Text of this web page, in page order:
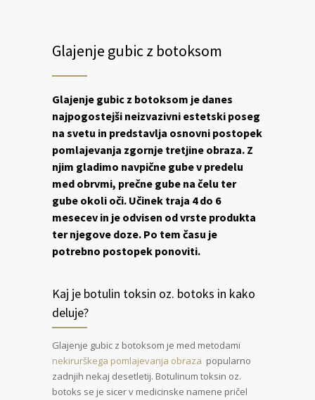
Glajenje gubic z botoksom
Glajenje gubic z botoksom je danes
najpogostejši neizvazivni estetski poseg
na svetu in predstavlja osnovni postopek
pomlajevanja zgornje tretjine obraza. Z
njim gladimo navpične gube v predelu
med obrvmi, prečne gube na čelu ter
gube okoli oči. Učinek traja 4 do 6
mesecev in je odvisen od vrste produkta
ter njegove doze. Po tem času je
potrebno postopek ponoviti.
Kaj je botulin toksin oz. botoks in kako
deluje?
Glajenje gubic z botoksom je med metodami
nekirurškega pomlajevanja obraza popularno
zadnjih nekaj desetletij. Botulinum toksin oz.
botoks se je sicer v medicinske namene pričel